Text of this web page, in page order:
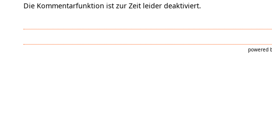
Die Kommentarfunktion ist zur Zeit leider deaktiviert.
powered